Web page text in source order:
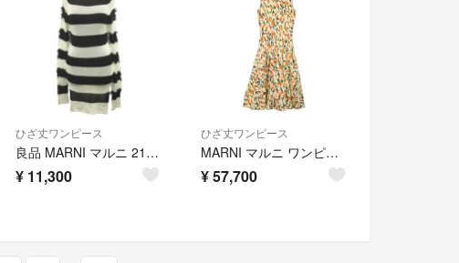
ひざ丈ワンピース
良品 MARNI マルニ 21ss ボーダー ニット ワンピース セーター ドレス フリンジ 40 黒 ブラック 白 ホワイト レディース 古着 中古 USED
¥ 11,300
ひざ丈ワンピース
MARNI マルニ ワンピース XS ベージュ 【古着】【中古】【送料無料】
¥57,700